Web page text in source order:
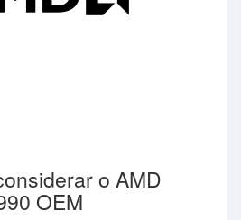
o AMD
OEM